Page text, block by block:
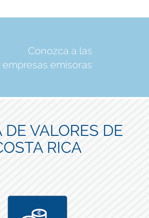
Conozca a las
empresas emisoras
DE VALORES DE
RICA